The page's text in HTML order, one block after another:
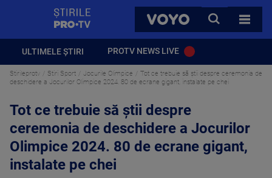
VOYO
CAUTA
TOATE
ULTIMELE ȘTIRI PROTV NEWS LIVE
Stirileprotv Stiri Sport Jocurile Olimpice
Tot ce trebuie să știi despre ceremonia de
deschidere a Jocurilor Olimpice 2024. 80 de ecrane gigant, instalate pe chei
Tot ce trebuie să știi despre
ceremonia de deschidere a Jocurilor
Olimpice 2024. 80 de ecrane gigant,
instalate pe chei